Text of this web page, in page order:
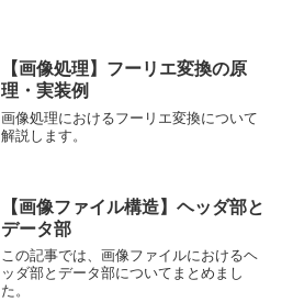
【画像処理】フーリエ変換の原
理・実装例
画像処理におけるフーリエ変換について
解説します。
【画像ファイル構造】ヘッダ部と
データ部
この記事では、画像ファイルにおけるヘ
ッダ部とデータ部についてまとめまし
た。